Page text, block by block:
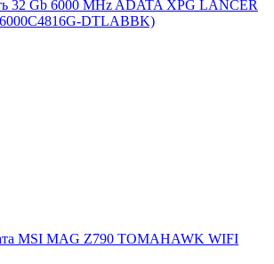
32 Gb 6000 MHz ADATA XPG LANCER
DTLABBK)